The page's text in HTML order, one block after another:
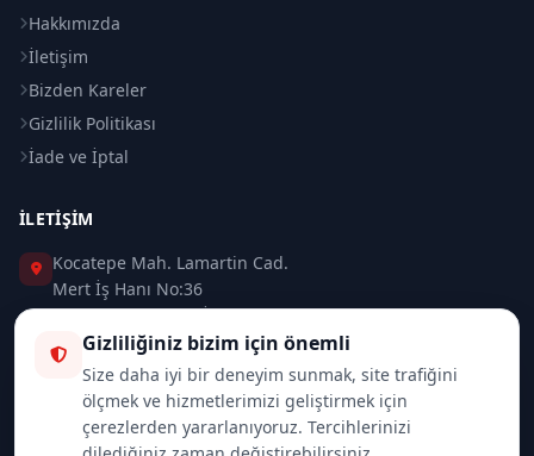
Hakkımızda
İletişim
Bizden Kareler
Gizlilik Politikası
İade ve İptal
İLETIŞIM
Kocatepe Mah. Lamartin Cad.
Mert İş Hanı No:36
Taksim / Beyoğlu / İSTANBUL
0 (212) 235 37 83
0 (532) 418 08 46
Gizliliğiniz bizim için önemli
Size daha iyi bir deneyim sunmak, site trafiğini
ölçmek ve hizmetlerimizi geliştirmek için
çerezlerden yararlanıyoruz. Tercihlerinizi